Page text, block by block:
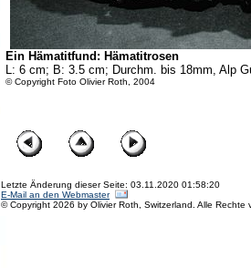
Ein Hämatitfund: Hämatitrosen
L: 6 cm; B: 3.5 cm; Durchm. bis 18mm, Alp
© Copyright Foto Olivier Roth, 2004
Letzte Änderung dieser Seite: 03.11.2020 01:58:20
E-Mail an den Webmaster
© Copyright 2026 by Olivier Roth, Switzerland. Alle Rechte